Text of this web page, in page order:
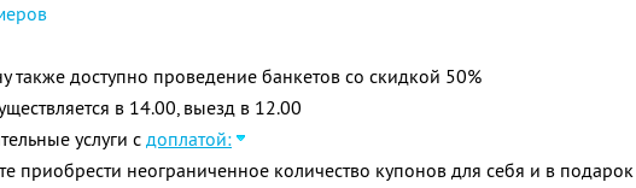
также доступно проведение банкетов со скидкой 50%
в 14.00, выезд в 12.00
услуги с доплатой:
приобрести неограниченное количество купонов для себя и в подарок